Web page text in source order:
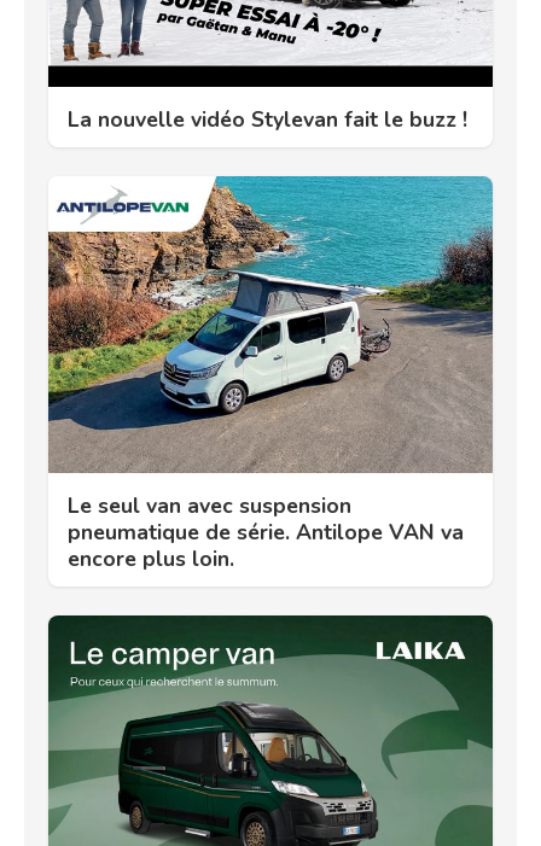
La nouvelle vidéo Stylevan fait le buzz !
Le seul van avec suspension
pneumatique de série. Antilope VAN va
encore plus loin.